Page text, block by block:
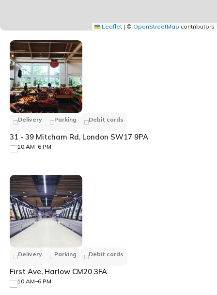
Delivery Parking Debit cards
31 - 39 Mitcham Rd, London SW17 9PA
10 AM–6 PM
Delivery Parking Debit cards
First Ave, Harlow CM20 3FA
10 AM–6 PM
Leaflet | © OpenStreetMap contributors